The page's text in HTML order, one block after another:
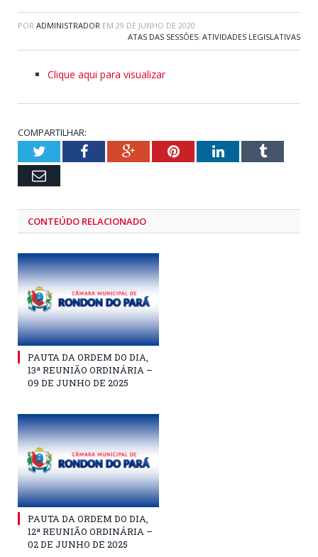
POR ADMINISTRADOR EM 29 DE JUNHO DE 2020
ATAS DAS SESSÕES, ATIVIDADES LEGISLATIVAS
Clique aqui para visualizar
COMPARTILHAR:
TwitterFacebookGoogle+PinterestLinkedInTumblr
Email
CONTEÚDO RELACIONADO
PAUTA DA ORDEM DO DIA,
13ª REUNIÃO ORDINÁRIA –
09 DE JUNHO DE 2025
PAUTA DA ORDEM DO DIA,
12ª REUNIÃO ORDINÁRIA –
02 DE JUNHO DE 2025